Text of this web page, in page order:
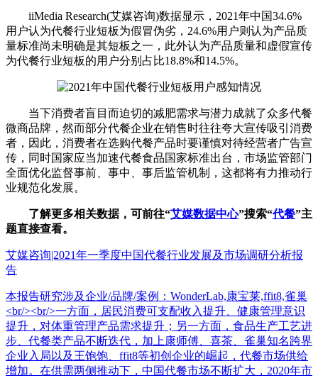
iiMedia Research(艾媒咨询)数据显示，2021年中国34.6%
用户认为代餐行业短板为假冒伪劣，24.6%用户则认为产品质
量标准尚未明确是其短板之一，此外认为产品质量和虚假宣传
为代餐行业短板的用户分别占比18.8%和14.5%。
当下消费者盲目而迫切的减肥需求与潜力成就了众多代餐
微商品牌，然而部分代餐企业在销售时往往夸大宣传吸引消费
者，因此，消费者在选购代餐产品时要谨慎对待经营者广告宣
传，同时国家应当加速代餐食品国家标准出台，市场监管部门
全面优化监督事前、事中、事后监管机制，这都将有力推动行
业规范化发展。
了解更多相关数据，可前往“艾媒数据中心”搜索“代餐”主
题直接查看。
艾媒咨询|2021年一季度中国代餐行业发展及市场调研分析报
告
本报告研究涉及企业/品牌/案例：WonderLab,康宝莱,ffit8,雀巢
<br/><br/>一方面，居民消费可支配收入提升、健康管理意识
提升，对体重管理产品需求提升；另一方面，食品生产工艺进
步、代餐类产品不断迭代，加上康师傅、喜茶、雀巢知名跨界
企业入局以及王饱饱、ffit8等初创企业的崛起，代餐市场供给
增加。在供需两侧推动下，中国代餐市场不断扩大，2020年市